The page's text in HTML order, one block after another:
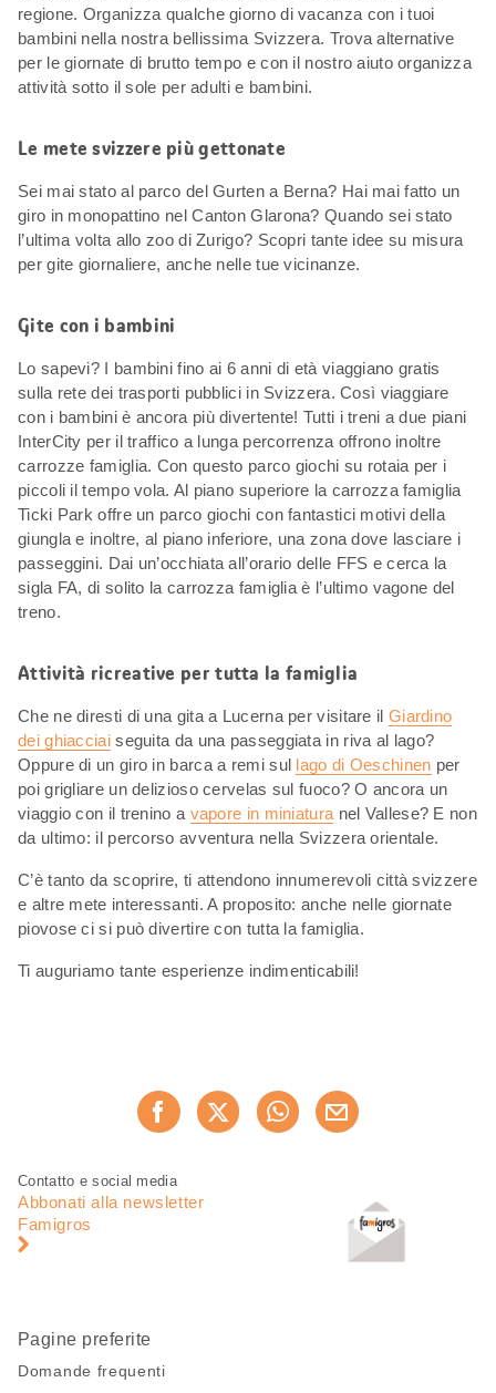
regione. Organizza qualche giorno di vacanza con i tuoi
bambini nella nostra bellissima Svizzera. Trova alternative
per le giornate di brutto tempo e con il nostro aiuto organizza
attività sotto il sole per adulti e bambini.
Le mete svizzere più gettonate
Sei mai stato al parco del Gurten a Berna? Hai mai fatto un
giro in monopattino nel Canton Glarona? Quando sei stato
l’ultima volta allo zoo di Zurigo? Scopri tante idee su misura
per gite giornaliere, anche nelle tue vicinanze.
Gite con i bambini
Lo sapevi? I bambini fino ai 6 anni di età viaggiano gratis
sulla rete dei trasporti pubblici in Svizzera. Così viaggiare
con i bambini è ancora più divertente! Tutti i treni a due piani
InterCity per il traffico a lunga percorrenza offrono inoltre
carrozze famiglia. Con questo parco giochi su rotaia per i
piccoli il tempo vola. Al piano superiore la carrozza famiglia
Ticki Park offre un parco giochi con fantastici motivi della
giungla e inoltre, al piano inferiore, una zona dove lasciare i
passeggini. Dai un’occhiata all’orario delle FFS e cerca la
sigla FA, di solito la carrozza famiglia è l’ultimo vagone del
treno.
Attività ricreative per tutta la famiglia
Che ne diresti di una gita a Lucerna per visitare il Giardino
dei ghiacciaiseguita da una passeggiata in riva al lago?
Oppure di un giro in barca a remi sul lago di Oeschinen per
poi grigliare un delizioso cervelas sul fuoco? O ancora un
viaggio con il trenino a vapore in miniatura nel Vallese? E non
da ultimo: il percorso avventura nella Svizzera orientale.
C’è tanto da scoprire, ti attendono innumerevoli città svizzere
e altre mete interessanti. A proposito: anche nelle giornate
piovose ci si può divertire con tutta la famiglia.
Ti auguriamo tante esperienze indimenticabili!
Consiglia ora
Piè
pagina
Navigazione
pagina
Contatto e social media
Abbonati alla newsletter
Famigros
Pagine preferite
Domande frequenti